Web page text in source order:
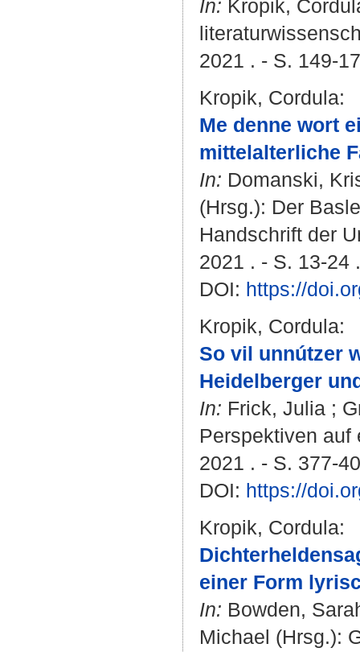
In: Kropik,
2021 . - S. 149-
Kropik, Cordula:
Me denne wort
mittelalterliche
In: Domanski,
(Hrsg.): Der
Handschrift der
2021 . - S. 13-24
DOI: https://
Kropik, Cordula:
So vil unnútzer
Heidelberger
In: Frick, Julia ;
Perspektiven auf
2021 . - S. 377-
DOI: https://
Kropik, Cordula:
einer Form
In: Bowden,
Michael (Hrsg.):